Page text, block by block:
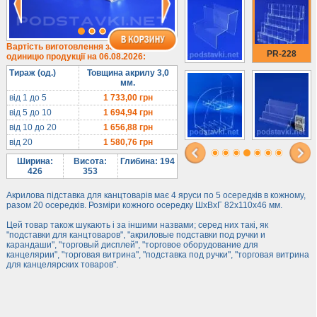
Лототрони
Під посуд
Під поліграфію
Навісні кишені
Менюхолдери
Під мобільні
Під біжутерію
Гірки та подіуми
Під косметику
Під солодке
Для хот-догів
Лототрони
Ящики з акрилу
Цінники
Засоби захисту
Вартість виготовлення за
одиницю продукції на 06.08.2026:
Тираж (од.)
Товщина акрилу 3,0
мм.
від 1 до 5
1 733,00грн
від 5 до 10
1 694,94грн
від 10 до 20
1 656,88грн
від 20
1 580,76грн
Ширина:
426
Висота:
353
Глибина: 194
Акрилова підставка для канцтоварів має 4 яруси по 5 осередків в кожному,
разом 20 осередків. Розміри кожного осередку ШхВхГ 82х110х46 мм.
Цей товар також шукають і за іншими назвами; серед них такі, як
"подставки для канцтоваров", "акриловые подставки под ручки и
карандаши", "торговый дисплей", "торговое оборудование для
канцелярии", "торговая витрина", "подставка под ручки", "торговая витрина
для канцелярских товаров".
PR-228